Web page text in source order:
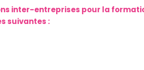
inter-entreprises pour la
suivantes :